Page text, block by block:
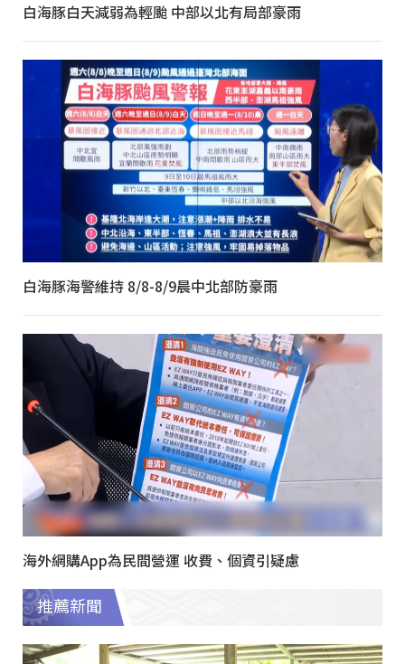
白海豚白天減弱為輕颱 中部以北有局部豪雨
白海豚海警維持 8/8-8/9晨中北部防豪雨
海外網購App為民間營運 收費、個資引疑慮
推薦新聞